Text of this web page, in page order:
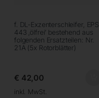
f. DL-Exzenterschleifer, EPS
443 ‚ölfrei’ bestehend aus
folgenden Ersatzteilen: Nr.
21A (5x Rotorblätter)
€ 42,00
inkl. MwSt.